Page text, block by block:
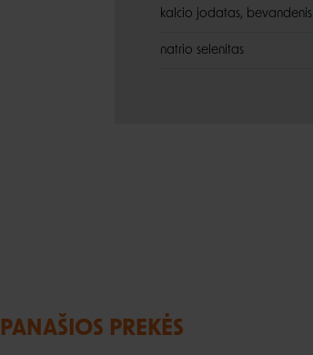
kalcio jodatas, bevandenis
natrio selenitas
PANAŠIOS PREKĖS